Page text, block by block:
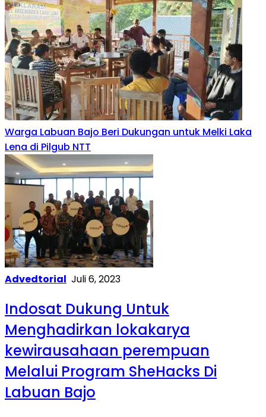
Warga Labuan Bajo Beri Dukungan untuk Melki Laka
Lena di Pilgub NTT
Advedtorial Juli 6, 2023
Indosat Dukung Untuk
Menghadirkan lokakarya
kewirausahaan perempuan
Melalui Program SheHacks Di
Labuan Bajo